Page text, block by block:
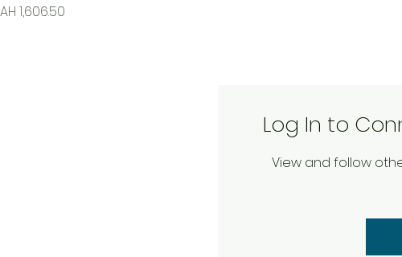
1,606.50
Log In to
View and follow